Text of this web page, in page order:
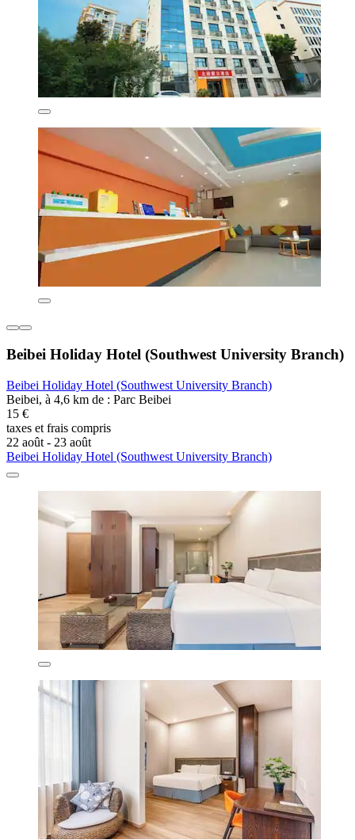
Beibei Holiday Hotel (Southwest University Branch)
Beibei Holiday Hotel (Southwest University Branch)
Beibei, à 4,6 km de : Parc Beibei
15 €
taxes et frais compris
22 août - 23 août
Beibei Holiday Hotel (Southwest University Branch)